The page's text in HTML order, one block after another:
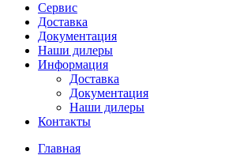
Сервис
Доставка
Документация
Наши дилеры
Информация
Доставка
Документация
Наши дилеры
Контакты
Главная